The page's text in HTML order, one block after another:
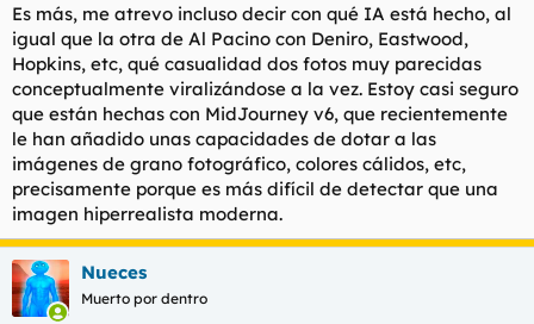
Es más, me atrevo incluso decir con qué IA está hecho, al
igual que la otra de Al Pacino con Deniro, Eastwood,
Hopkins, etc, qué casualidad dos fotos muy parecidas
conceptualmente viralizándose a la vez. Estoy casi seguro
que están hechas con MidJourney v6, que recientemente
le han añadido unas capacidades de dotar a las
imágenes de grano fotográfico, colores cálidos, etc,
precisamente porque es más difícil de detectar que una
imagen hiperrealista moderna.
Nueces
Muerto por dentro